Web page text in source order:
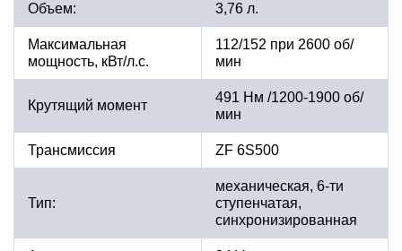
Объем: 3,76 л.
Максимальная
мощность, кВт/л.с.
112/152 при 2600 об/
мин
Крутящий момент
491 Нм /1200-1900 об/
мин
Трансмиссия ZF 6S500
Тип:
механическая, 6-ти
ступенчатая,
синхронизированная